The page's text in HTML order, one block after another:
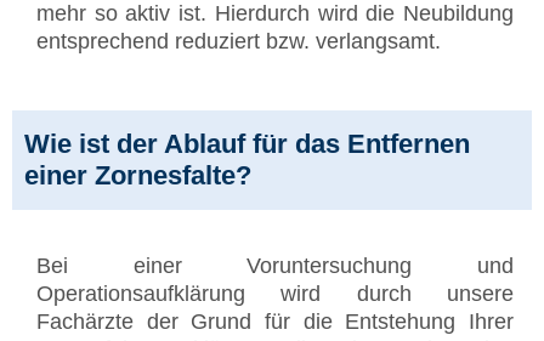
mehr so aktiv ist. Hierdurch wird die Neubildung
entsprechend reduziert bzw. verlangsamt.
Wie ist der Ablauf für das Entfernen
einer Zornesfalte?
Bei einer Voruntersuchung und
Operationsaufklärung wird durch unsere
Fachärzte der Grund für die Entstehung Ihrer